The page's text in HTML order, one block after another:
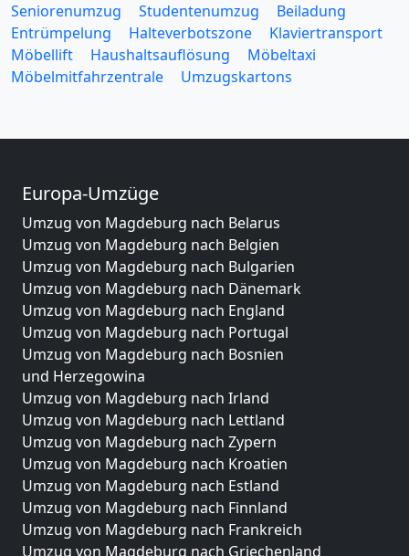
Seniorenumzug
Studentenumzug
Beiladung
Entrümpelung
Halteverbotszone
Klaviertransport
Möbellift
Haushaltsauflösung
Möbeltaxi
Möbelmitfahrzentrale
Umzugskartons
Europa-Umzüge
Umzug von Magdeburg nach Belarus
Umzug von Magdeburg nach Belgien
Umzug von Magdeburg nach Bulgarien
Umzug von Magdeburg nach Dänemark
Umzug von Magdeburg nach England
Umzug von Magdeburg nach Portugal
Umzug von Magdeburg nach Bosnien
und Herzegowina
Umzug von Magdeburg nach Irland
Umzug von Magdeburg nach Lettland
Umzug von Magdeburg nach Zypern
Umzug von Magdeburg nach Kroatien
Umzug von Magdeburg nach Estland
Umzug von Magdeburg nach Finnland
Umzug von Magdeburg nach Frankreich
Umzug von Magdeburg nach Griechenland